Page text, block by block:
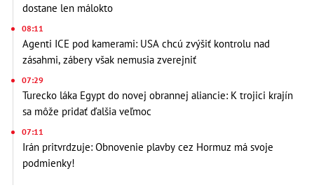
dostane len málokto
08:11
Agenti ICE pod kamerami: USA chcú zvýšiť kontrolu nad
zásahmi, zábery však nemusia zverejniť
07:29
Turecko láka Egypt do novej obrannej aliancie: K trojici krajín
sa môže pridať ďalšia veľmoc
07:11
Irán pritvrdzuje: Obnovenie plavby cez Hormuz má svoje
podmienky!